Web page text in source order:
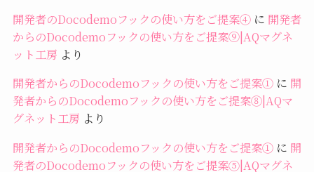
開発者のDocodemoフックの使い方をご提案④に 開発者
からのDocodemoフックの使い方をご提案⑨|AQマグネ
ット工房 より
開発者からのDocodemoフックの使い方をご提案①に 開
発者からのDocodemoフックの使い方をご提案⑧|AQマ
グネット工房 より
開発者からのDocodemoフックの使い方をご提案①に 開
発者のDocodemoフックの使い方をご提案⑤|AQマグネ